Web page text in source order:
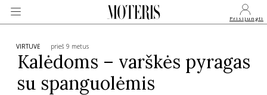
Prisijungti
VEIDAI
VIRTUVĖ prieš 9 metus
Kalėdoms – varškės pyragas
su spanguolėmis